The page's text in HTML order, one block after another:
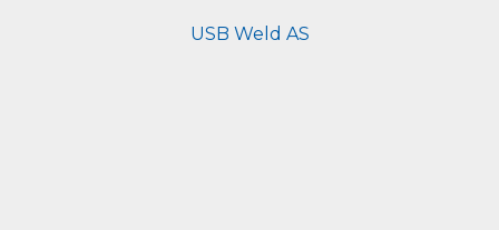
USB Weld AS